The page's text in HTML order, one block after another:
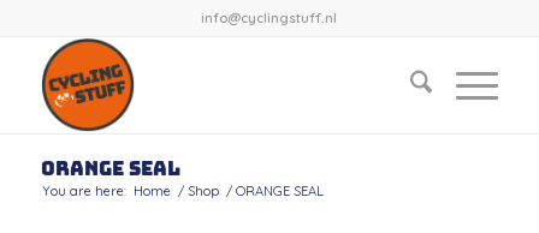
info@cyclingstuff.nl
ORANGE SEAL
You are here: Home / Shop / ORANGE SEAL